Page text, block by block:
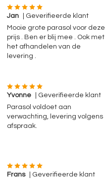
Jan
| Geverifieerde klant
Mooie grote parasol voor deze
prijs . Ben er blij mee . Ook met
het afhandelen van de
levering .
Yvonne
| Geverifieerde klant
Parasol voldoet aan
verwachting, levering volgens
afspraak.
Frans
| Geverifieerde klant